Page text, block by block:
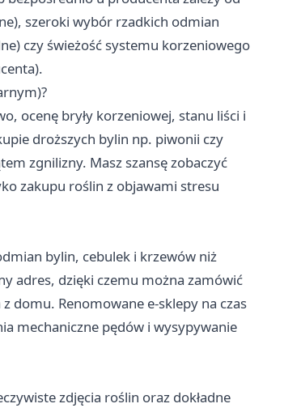
szeroki wybór rzadkich odmian
czy świeżość systemu korzeniowego
ocenę bryły korzeniowej, stanu liści i
droższych bylin np. piwonii czy
zgnilizny. Masz szansę zobaczyć
zakupu roślin z objawami stresu
bylin, cebulek i krzewów niż
adres, dzięki czemu można zamówić
domu. Renomowane e-sklepy na czas
mechaniczne pędów i wysypywanie
zdjęcia roślin oraz dokładne